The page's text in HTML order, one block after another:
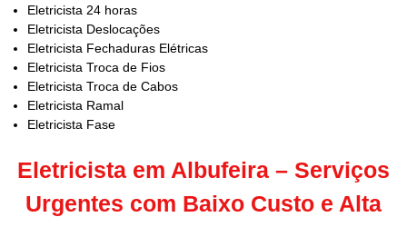
Eletricista 24 horas
Eletricista Deslocações
Eletricista Fechaduras Elétricas
Eletricista Troca de Fios
Eletricista Troca de Cabos
Eletricista Ramal
Eletricista Fase
Eletricista em Albufeira – Serviços
Urgentes com Baixo Custo e Alta